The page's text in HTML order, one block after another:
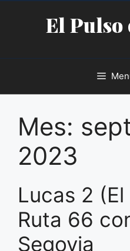
contenidoEl Pulso
Mes:
2023
Lucas 2
Ruta 66
Segovia